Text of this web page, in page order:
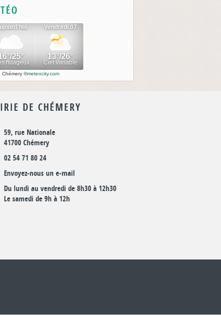
Chémery ©meteocity.com
DE CHÉMERY
59, rue Nationale
41700 Chémery
02 54 71 80 24
Envoyez-nous un e-mail
Du lundi au vendredi de 8h30 à 12h30
Le samedi de 9h à 12h